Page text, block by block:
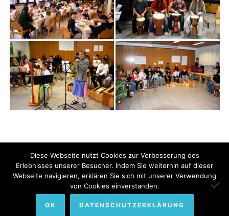
© Copyright 2022. All Rights Reserved by Bundesinternat am
Himmelhof.
Diese Webseite nutzt Cookies zur Verbesserung des
Erlebnisses unserer Besucher. Indem Sie weiterhin auf dieser
Webseite navigieren, erklären Sie sich mit unserer Verwendung
von Cookies einverstanden.
OK DATENSCHUTZERKLÄRUNG